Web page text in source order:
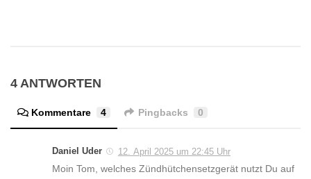
4 ANTWORTEN
Kommentare 4 Pingbacks 0
Daniel Uder 12. April 2025 um 22:45 Uhr
Moin Tom, welches Zündhütchensetzgerät nutzt Du auf